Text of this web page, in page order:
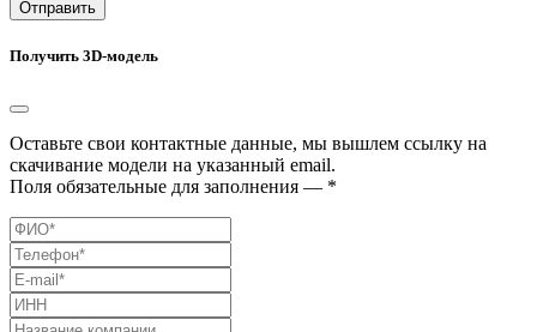
Отправить
Получить 3D-модель
Оставьте свои контактные данные, мы вышлем ссылку на
скачивание модели на указанный email.
Поля обязательные для заполнения — *